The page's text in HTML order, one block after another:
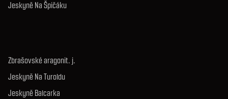
Jeskyně Na Špičáku
Zbrašovské aragonit. j.
Jeskyně Na Turoldu
Jeskyně Balcarka